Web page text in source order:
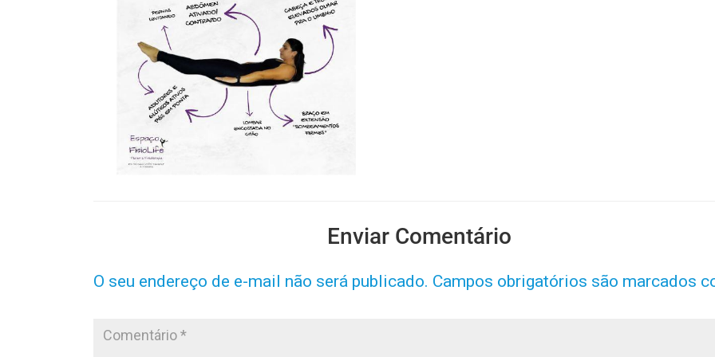
Enviar Comentário
O seu endereço de e-mail não será publicado. Campos obrigatórios são marcados